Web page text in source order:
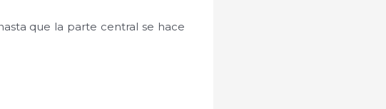
que la parte central se hace